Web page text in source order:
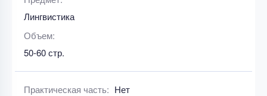
Лингвистика
Объем:
50-60 стр.
Практическая часть: Нет